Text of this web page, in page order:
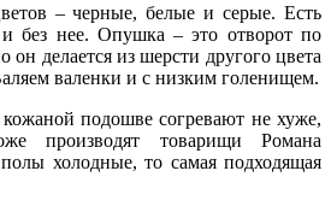
– черные, белые и серые. Есть
без нее. Опушка – это отворот по
делается из шерсти другого цвета
валенки и с низким голенищем.
подошве согревают не хуже,
производят товарищи Романа
холодные, то самая подходящая